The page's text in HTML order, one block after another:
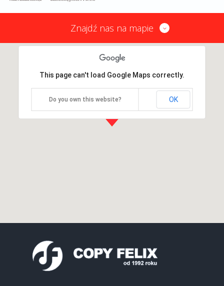
Znajdź nas na mapie
This page can't load Google Maps correctly.
Do you own this website? OK